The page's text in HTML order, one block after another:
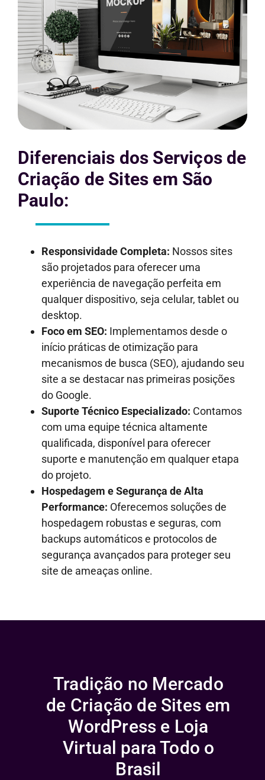
Diferenciais dos Serviços de
Criação de Sites em São
Paulo:
Responsividade Completa: Nossos sites
são projetados para oferecer uma
experiência de navegação perfeita em
qualquer dispositivo, seja celular, tablet ou
desktop.
Foco em SEO: Implementamos desde o
início práticas de otimização para
mecanismos de busca (SEO), ajudando seu
site a se destacar nas primeiras posições
do Google.
Suporte Técnico Especializado: Contamos
com uma equipe técnica altamente
qualificada, disponível para oferecer
suporte e manutenção em qualquer etapa
do projeto.
Hospedagem e Segurança de Alta
Performance: Oferecemos soluções de
hospedagem robustas e seguras, com
backups automáticos e protocolos de
segurança avançados para proteger seu
site de ameaças online.
Tradição no Mercado
de Criação de Sites em
WordPress e Loja
Virtual para Todo o
Brasil